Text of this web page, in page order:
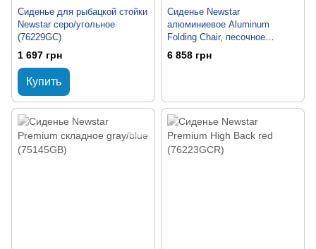
Сиденье для рыбацкой стойки
Newstar серо/угольное
(76229GC)
1 697 грн
Купить
Сиденье Newstar
алюминиевое Aluminum
Folding Chair, песочное
(75147S)
6 858 грн